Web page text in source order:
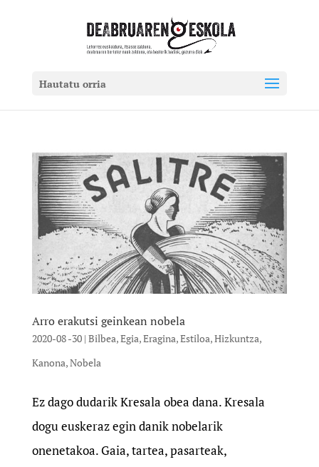
Hautatu orria
Arro erakutsi geinkean nobela
2020-08 -30| Bilbea,Egia,Eragina,Estiloa,Hizkuntza,
Kanona,Nobela
Ez dago dudarik Kresala obea dana. Kresala
dogu euskeraz egin danik nobelarik
onenetakoa. Gaia, tartea, pasarteak,